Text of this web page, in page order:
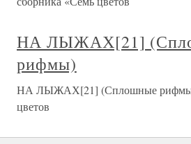
НА ЛЫЖАХ[21]
рифмы)
НА ЛЫЖАХ[21] (Сплошные рифмы)
цветов